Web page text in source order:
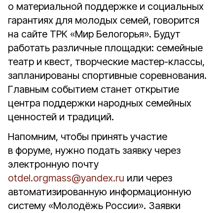
о материальной поддержке и социальных
гарантиях для молодых семей, говорится
на сайте ТРК «Мир Белогорья». Будут
работать различные площадки: семейные
театр и квест, творческие мастер-классы,
запланированы спортивные соревнования.
Главным событием станет открытие
центра поддержки народных семейных
ценностей и традиций.
Напомним, чтобы принять участие
в форуме, нужно подать заявку через
электронную почту
otdel.orgmass@yandex.ru или через
автоматизированную информационную
систему «Молодёжь России». Заявки